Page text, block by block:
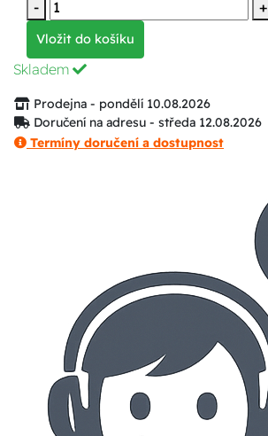
-
+
Vložit do košíku
Skladem
Prodejna - pondělí 10.08.2026
Doručení na adresu - středa 12.08.2026
Termíny doručení a dostupnost